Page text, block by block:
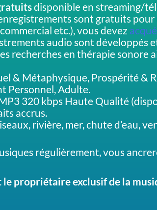
disponible en streaming/
sont gratuits
etc.), vous devez
audio sont développés
recherches en thérapie sonore
& Métaphysique, Prospérité &
Personnel, Adulte.
320 kbps Haute Qualité
accrus.
rivière, mer, chute d’eau,
régulièrement, vous
propriétaire exclusif de la